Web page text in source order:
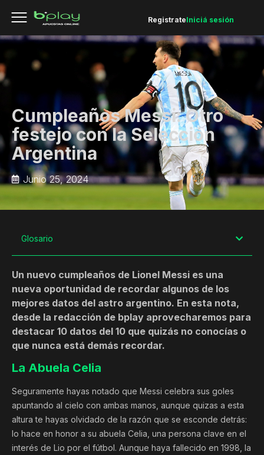
RegistrateIniciá sesión
Cumpleaños Messi: Otro
festejo con la Selección
Argentina
Junio 25, 2024
Glosario
Un nuevo cumpleaños de Lionel Messi es una
nueva oportunidad de recordar algunos de los
mejores datos del astro argentino. En esta nota,
desde la redacción de bplay aprovecharemos para
destacar 10 datos del 10 que quizás no conocías o
que nunca está demás recordar.
La Abuela Celia
Seguramente hayas notado que Messi celebra sus goles
apuntando al cielo con ambas manos, aunque quizas a esta
altura te hayas olvidado de la razón que se esconde detrás:
lo hace en honor a su abuela Celia, una persona clave en el
interés de Lio por el fútbol. Aunque haya fallecido en 1998, la